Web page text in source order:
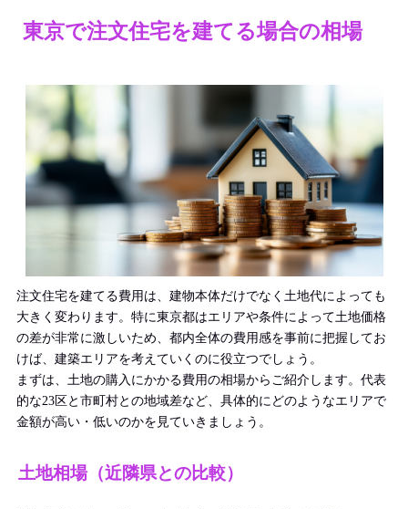
東京で注文住宅を建てる場合の相場
注文住宅を建てる費用は、建物本体だけでなく土地代によっても
大きく変わります。特に東京都はエリアや条件によって土地価格
の差が非常に激しいため、都内全体の費用感を事前に把握してお
けば、建築エリアを考えていくのに役立つでしょう。
まずは、土地の購入にかかる費用の相場からご紹介します。代表
的な23区と市町村との地域差など、具体的にどのようなエリアで
金額が高い・低いのかを見ていきましょう。
土地相場（近隣県との比較）